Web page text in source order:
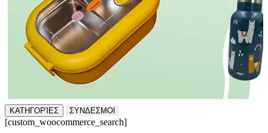
ΚΑΤΗΓΟΡΊΕΣ ΣΥΝΔΕΣΜΟΙ
[custom_woocommerce_search]